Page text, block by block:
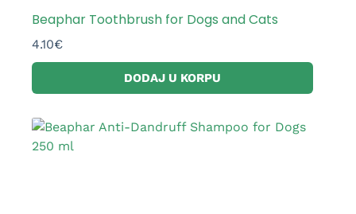
Beaphar Toothbrush for Dogs and Cats
4.10€
DODAJ U KORPU